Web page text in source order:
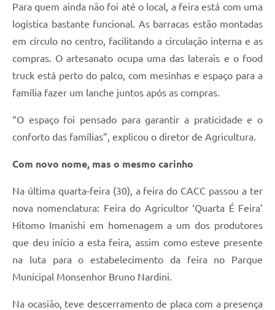
Para quem ainda não foi até o local, a feira está com uma
logística bastante funcional. As barracas estão montadas
em círculo no centro, facilitando a circulação interna e as
compras. O artesanato ocupa uma das laterais e o food
truck está perto do palco, com mesinhas e espaço para a
família fazer um lanche juntos após as compras.
“O espaço foi pensado para garantir a praticidade e o
conforto das famílias”, explicou o diretor de Agricultura.
Com novo nome, mas o mesmo carinho
Na última quarta-feira (30), a feira do CACC passou a ter
nova nomenclatura: Feira do Agricultor ‘Quarta É Feira’
Hitomo Imanishi em homenagem a um dos produtores
que deu início a esta feira, assim como esteve presente
na luta para o estabelecimento da feira no Parque
Municipal Monsenhor Bruno Nardini.
Na ocasião, teve descerramento de placa com a presença